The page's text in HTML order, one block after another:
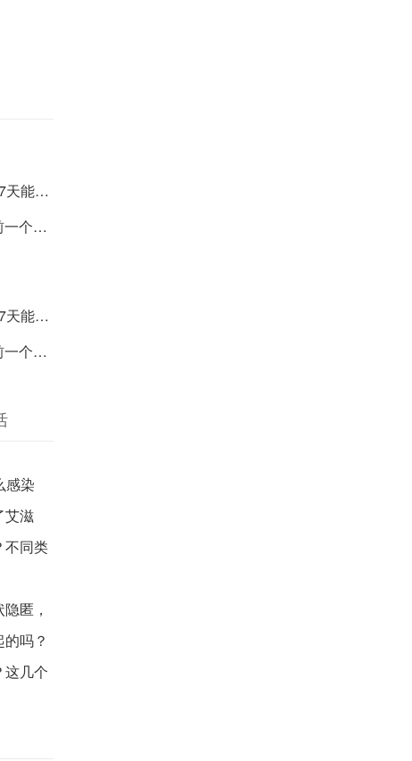
排名第一
医院排名
排名第一
医院排名
感染
系
艾滋
受伤
不同类
匿，
吗？
这几个